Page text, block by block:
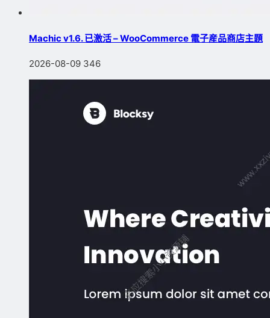
Machic v1.6. 已激活 – WooCommerce 電子産品商店主題
2026-08-09 346